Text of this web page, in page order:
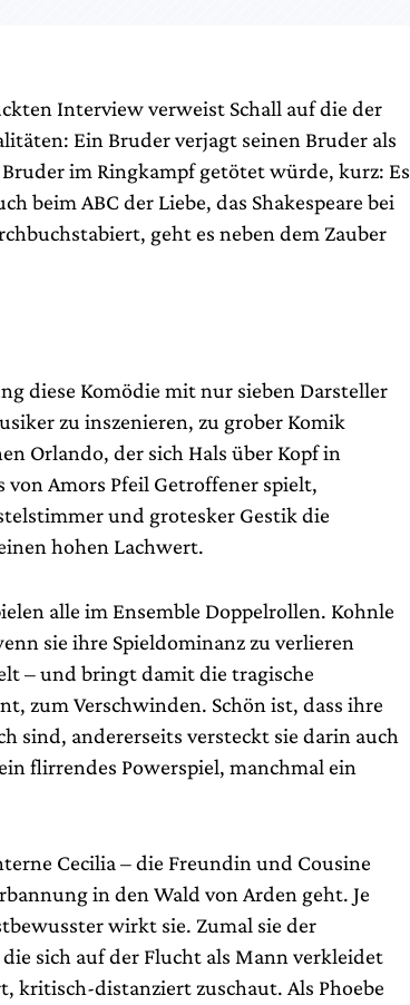
Interview verweist Schall auf die der
Ein Bruder verjagt seinen Bruder als
im Ringkampf getötet würde, kurz: Es
beim ABC der Liebe, das Shakespeare bei
geht es neben dem Zauber
diese Komödie mit nur sieben Darsteller
zu inszenieren, zu grober Komik
Orlando, der sich Hals über Kopf in
Amors Pfeil Getroffener spielt,
und grotesker Gestik die
hohen Lachwert.
alle im Ensemble Doppelrollen. Kohnle
sie ihre Spieldominanz zu verlieren
– und bringt damit die tragische
zum Verschwinden. Schön ist, dass ihre
sind, andererseits versteckt sie darin auch
flirrendes Powerspiel, manchmal ein
Cecilia – die Freundin und Cousine
in den Wald von Arden geht. Je
wirkt sie. Zumal sie der
sich auf der Flucht als Mann verkleidet
kritisch-distanziert zuschaut. Als Phoebe